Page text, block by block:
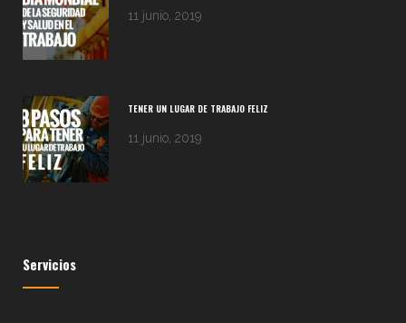
11 junio, 2019
TENER UN LUGAR DE TRABAJO FELIZ
11 junio, 2019
Servicios